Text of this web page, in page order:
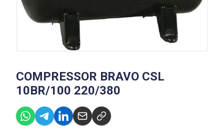
COMPRESSOR BRAVO CSL
10BR/100 220/380